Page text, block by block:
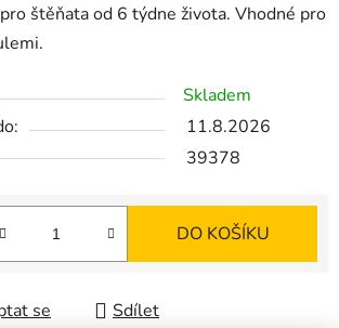
štěňata od 6 týdne života. Vhodné pro
Skladem
11.8.2026
39378
DO KOŠÍKU
se Sdílet